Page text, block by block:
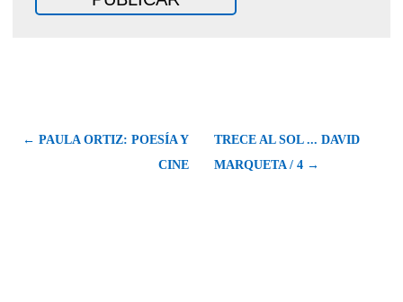
← PAULA ORTIZ: POESÍA Y
CINE
TRECE AL SOL ... DAVID
MARQUETA / 4 →